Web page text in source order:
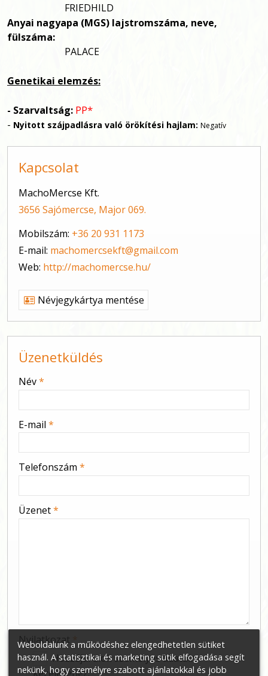
FRIEDHILD
Anyai nagyapa (MGS) lajstromszáma, neve,
fülszáma:
PALACE
Genetikai elemzés:
- Szarvaltság: PP*
- Nyitott szájpadlásra való örökítési hajlam: Negatív
Kapcsolat
MachoMercse Kft.
3656 Sajómercse, Major 069.
Mobilszám: +36 20 931 1173
E-mail: machomercsekft@gmail.com
Web: http://machomercse.hu/
Névjegykártya mentése
Üzenetküldés
-
Név*
E-mail *
Telefonszám *
Üzenet*
Nyilatkozat
Hozzájárulok személyes adataim
kezeléséhez.
Weboldalunk a működéshez elengedhetetlen sütiket
használ. A statisztikai és marketing sütik elfogadása segít
nekünk, hogy személyre szabott ajánlatokkal és jobb